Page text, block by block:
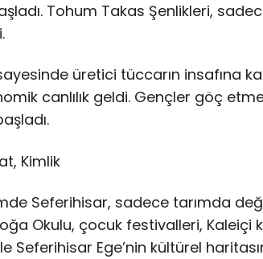
Tohum Takas Şenlikleri,
üretici tüccarın insafına
canlılık geldi. Gençler göç
Kimlik
Seferihisar, sadece tarımda
Okulu, çocuk festivalleri, Kaleiçi
Seferihisar Ege’nin kültürel